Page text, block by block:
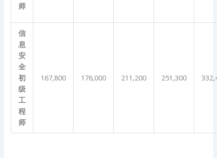
师
信
息
安
全
初
级
工
程
师
167,800 176,000 211,200 251,300